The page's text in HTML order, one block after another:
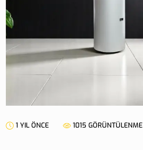
1 YIL ÖNCE 1015 GÖRÜNTÜLENME